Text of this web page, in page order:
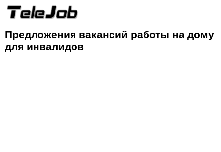
Предложения вакансий работы на дому
для инвалидов